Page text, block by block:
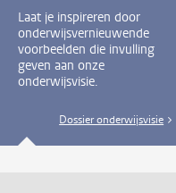
Laat je inspireren door
onderwijsvernieuwende
voorbeelden die invulling
geven aan onze
onderwijsvisie.
Dossier onderwijsvisie